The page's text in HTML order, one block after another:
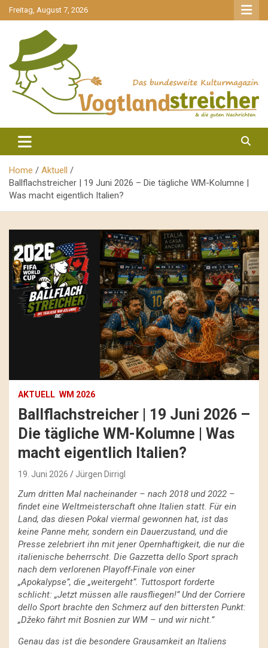
gehe
zum
Freitag, August 7, 2026
Vogtlandstreicher
Home
Aktuell
Ballflachstreicher | 19 Juni 2026 – Die tägliche WM-Kolumne |
Was macht eigentlich Italien?
AKTUELL WM 2026
Ballflachstreicher | 19 Juni 2026 –
Die tägliche WM-Kolumne | Was
macht eigentlich Italien?
19. Juni 2026 Jürgen Dirrigl
Zum dritten Mal nacheinander – nach 2018 und 2022 –
findet eine Weltmeisterschaft ohne Italien statt. Für ein
Land, das diesen Pokal viermal gewonnen hat, ist das
keine Panne mehr, sondern ein Dauerzustand, und die
Presse zelebriert ihn mit jener Opernhaftigkeit, die nur die
italienische beherrscht. Die Gazzetta dello Sport sprach
nach dem verlorenen Playoff-Finale von einer
„Apokalypse”, die „weitergeht”. Tuttosport forderte
schlicht: „Jetzt müssen alle rausfliegen!” Und der Corriere
dello Sport brachte den Schmerz auf den bittersten Punkt:
„Džeko fährt mit Bosnien zur WM – und wir nicht.”
Genau das ist die besondere Grausamkeit an Italiens